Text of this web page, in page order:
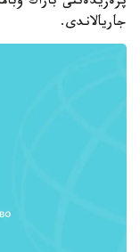
جاريالاندى.